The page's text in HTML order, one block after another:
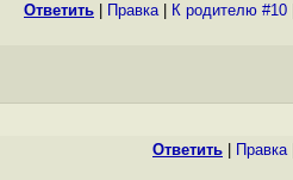
Ответить Правка| К родителю #10
Ответить Правка|